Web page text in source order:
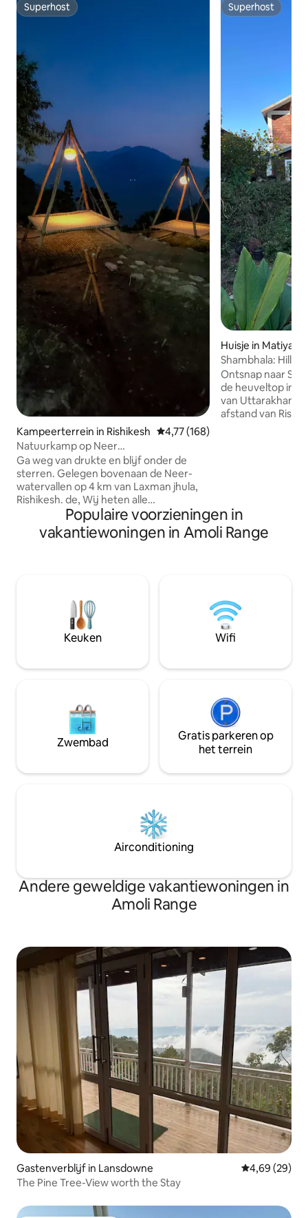
Superhost
Superhost
Kampeerterrein in Rishikesh Gemiddelde beoordeling van
4,77 (168)
Natuurkamp op Neer
waterval,Neerville,Rishikesh.
Ga weg van drukte en blijf onder de
sterren. Gelegen bovenaan de Neer-
watervallen op 4 km van Laxman jhula,
Rishikesh. de, Wij heten alle
natuurliefhebbers welkom om te
genieten van de ongerepte natuur op
onze natuurcamping. Belangrijkste
sfeerverlichting >Biologische
vegetarische/veganistische maaltijden
afkomstig van onze eigen
boerderij(Nature Care Village).
Superhost
Superhost
Huisje in Matiyala
Shambhala:
Ontsnap naar
de heuveltop in
van Uttarakhand.
afstand van
vriendengroepen. Perfect voor
rustig uitje met
Ervaar de
verjong je geest,
Populaire voorzieningen in
vakantiewoningen in Amoli Range
Keuken Wifi
Zwembad
Gratis parkeren op
het terrein
Airconditioning
Andere geweldige vakantiewoningen in
Amoli Range
Gastenverblijf in Lansdowne Gemiddelde
4,69 (29)
The Pine Tree-View worth the Stay